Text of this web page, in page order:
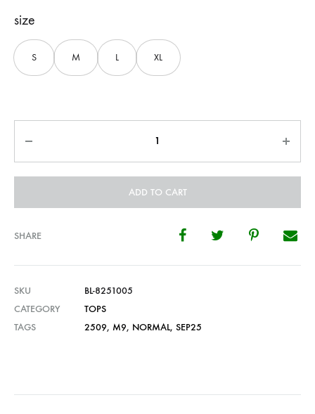
size
S M L XL
ADD TO CART
SHARE
SKU
BL-8251005
CATEGORY
TOPS
TAGS
2509, M9, NORMAL, SEP25